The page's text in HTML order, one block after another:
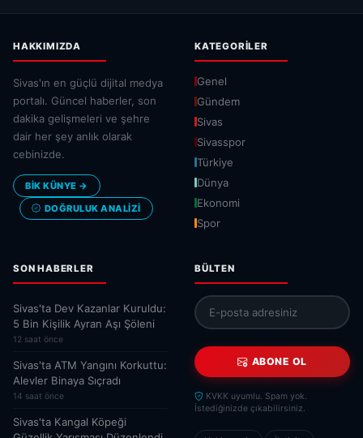
HAKKIMIZDA
Sivas'ın en güçlü dijital medya
portalı. Güncel haberler, son
dakika gelişmeleri ve şehre
dair her şey anlık olarak
cebinizde.
BİK KÜNYE →
DOĞRULUK ANALIZI
KATEGORILER
Genel
Gündem
Sivas
Sivasspor
Türkiye
Dünya
Ekonomi
Spor
SON HABERLER
Sivas'ta Dev Kazanlar Kuruldu:
5 Bin Kişilik Ayran Aşı Şöleni
12 saat önce
Sivas'ta ATM Yangını Korkuttu:
Alevler Binaya Sıçradı
14 saat önce
Sivas'ta Kangal Köpeği
BÜLTEN
ABONE OL
KVKK uyumlu. Spam yok.
İstediğinizde çıkabilirsiniz.